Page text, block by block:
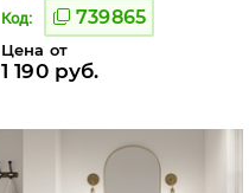
Код: 739865
Цена от
1 190 руб.